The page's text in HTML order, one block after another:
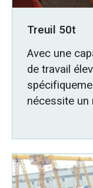
Treuil 50t
Avec une
de travail
nécessite